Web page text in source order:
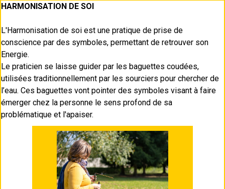
HARMONISATION DE SOI
L'Harmonisation de soi est une pratique de prise de
conscience par des symboles, permettant de retrouver son
Energie.
Le praticien se laisse guider par les baguettes coudées,
utilisées traditionnellement par les sourciers pour chercher de
l’eau. Ces baguettes vont pointer des symboles visant à faire
émerger chez la personne le sens profond de sa
problématique et l'apaiser.